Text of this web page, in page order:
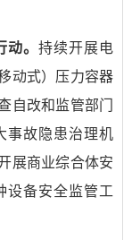
。 持续开展电
动式）压力容器
自改和监管部门
事故隐患治理机
展商业综合体安
设备安全监管工